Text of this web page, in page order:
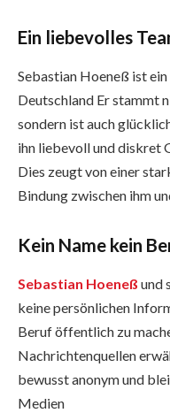
Ein liebevolles
Sebastian Hoeneß ist
Deutschland Er stammt
sondern ist auch
ihn liebevoll und diskret
Dies zeugt von einer
Bindung zwischen ihm
Kein Name kein
Sebastian Hoeneß und
keine persönlichen
Beruf öffentlich zu
Nachrichtenquellen
bewusst anonym und
Medien